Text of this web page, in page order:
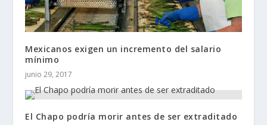
Mexicanos exigen un incremento del salario
mínimo
junio 29, 2017
El Chapo podría morir antes de ser extraditado